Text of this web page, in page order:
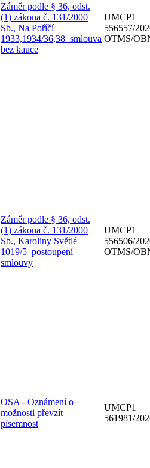
Záměr podle § 36, odst.
(1) zákona č. 131/2000
Sb., Na Poříčí
1933,1934/36,38_smlouva
bez kauce
UMCP1
556557/
OTMS/
Záměr podle § 36, odst.
(1) zákona č. 131/2000
Sb., Karoliny Světlé
1019/5_postoupení
smlouvy
UMCP1
556506/
OTMS/
OSA - Oznámení o
možnosti převzít
písemnost
UMCP1
561981/